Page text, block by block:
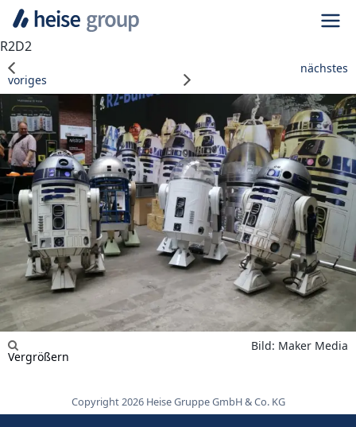
R2D2
voriges
nächstes
Vergrößern
Bild: Maker Media
Copyright 2026 Heise Gruppe GmbH & Co. KG